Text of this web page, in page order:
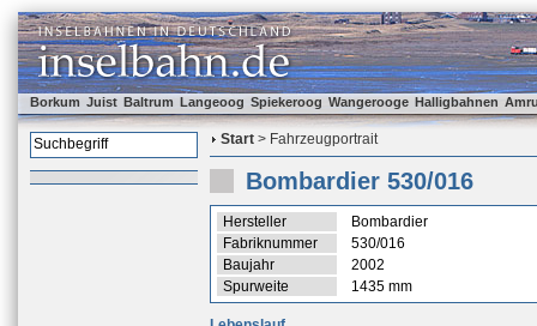
Borkum Juist Baltrum Langeoog Spiekeroog Wangerooge Halligbahnen
Start > Fahrzeugportrait
Bombardier 530/016
Hersteller
Bombardier
Fabriknummer
530/016
Baujahr
2002
Spurweite
1435 mm